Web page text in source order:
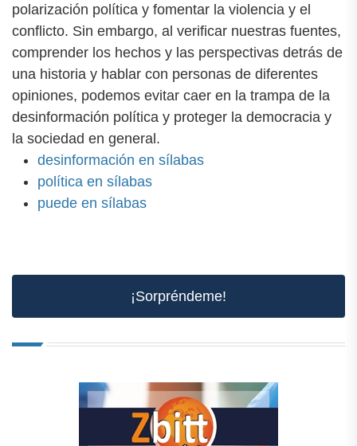
polarización política y fomentar la violencia y el
conflicto. Sin embargo, al verificar nuestras fuentes,
comprender los hechos y las perspectivas detrás de
una historia y hablar con personas de diferentes
opiniones, podemos evitar caer en la trampa de la
desinformación política y proteger la democracia y
la sociedad en general.
desinformación en sílabas
política en sílabas
puede en sílabas
¡Sorpréndeme!